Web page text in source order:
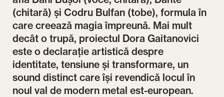
(chitară) și Codru Bulfan (tobe), formula în
care creează magia împreună. Mai mult
decât o trupă, proiectul Dora Gaitanovici
este o declarație artistică despre
identitate, tensiune și transformare, un
sound distinct care își revendică locul în
noul val de modern metal est-european.